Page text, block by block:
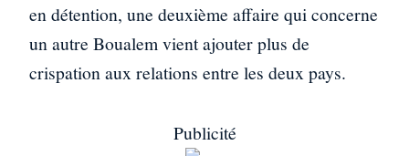
en détention, une deuxième affaire qui concerne
un autre Boualem vient ajouter plus de
crispation aux relations entre les deux pays.
Publicité